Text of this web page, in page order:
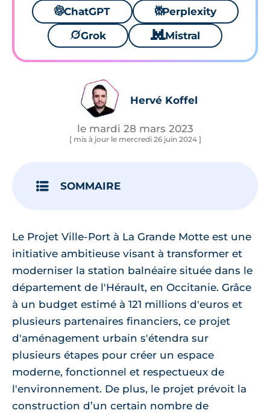
🌌ChatGPT ⚙Perplexity
🪐Grok 🐱 Mistral
Hervé Koffel
le mardi 28 mars 2023
[ mis à jour le mercredi 26 juin 2024 ]
SOMMAIRE
Le Projet Ville-Port à La Grande Motte est une
initiative ambitieuse visant à transformer et
moderniser la station balnéaire située dans le
département de l'Hérault, en Occitanie. Grâce
à un budget estimé à 121 millions d'euros et
plusieurs partenaires financiers, ce projet
d'aménagement urbain s'étendra sur
plusieurs étapes pour créer un espace
moderne, fonctionnel et respectueux de
l'environnement. De plus, le projet prévoit la
construction d’un certain nombre de